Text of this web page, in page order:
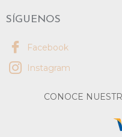
SÍGUENOS
Facebook
Instagram
CONOCE